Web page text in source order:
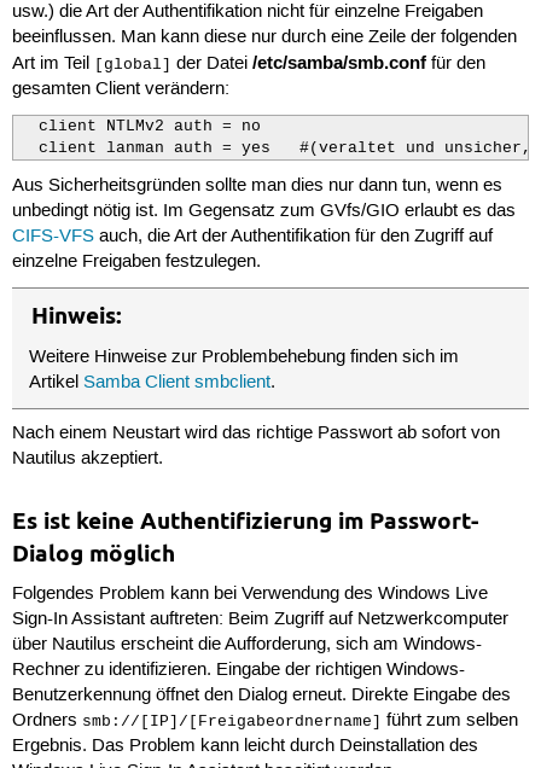
usw.) die Art der Authentifikation nicht für einzelne Freigaben
beeinflussen. Man kann diese nur durch eine Zeile der folgenden
Art im Teil
[global] der Datei /etc/samba/smb.conffür den
gesamten Client verändern:
  client NTLMv2 auth = no
client lanman auth = yes   #(veraltet und unsicher,
Aus Sicherheitsgründen sollte man dies nur dann tun, wenn es
unbedingt nötig ist. Im Gegensatz zum GVfs/GIO erlaubt es das
CIFS-VFSauch, die Art der Authentifikation für den Zugriff auf
einzelne Freigaben festzulegen.
Hinweis:
Weitere Hinweise zur Problembehebung finden sich im
ArtikelSamba Client smbclient.
Nach einem Neustart wird das richtige Passwort ab sofort von
Nautilus akzeptiert.
Es ist keine Authentifizierung im Passwort-
Dialog möglich
Folgendes Problem kann bei Verwendung des Windows Live
Sign-In Assistant auftreten: Beim Zugriff auf Netzwerkcomputer
über Nautilus erscheint die Aufforderung, sich am Windows-
Rechner zu identifizieren. Eingabe der richtigen Windows-
Benutzerkennung öffnet den Dialog erneut. Direkte Eingabe des
Ordners smb://[IP]/[Freigabeordnername]
führt zum selben
Ergebnis. Das Problem kann leicht durch Deinstallation des